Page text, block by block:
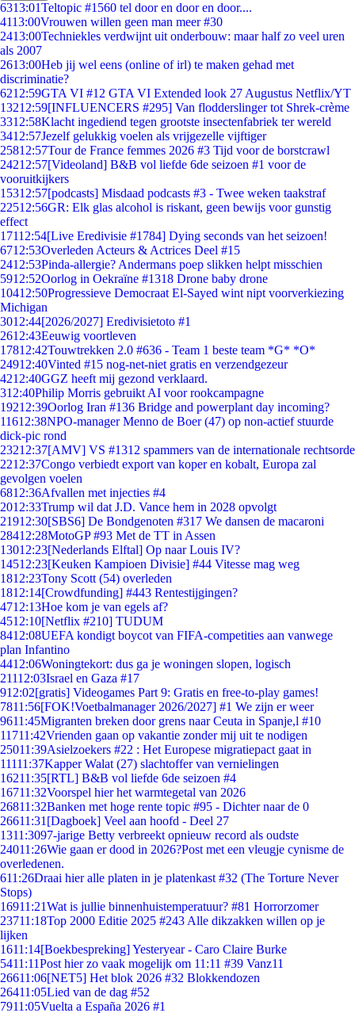
6313:01Teltopic #1560 tel door en door en door....
4113:00Vrouwen willen geen man meer #30
2413:00Techniekles verdwijnt uit onderbouw: maar half zo veel uren
als 2007
2613:00Heb jij wel eens (online of irl) te maken gehad met
discriminatie?
6212:59GTA VI #12 GTA VI Extended look 27 Augustus Netflix/YT
13212:59[INFLUENCERS #295] Van flodderslinger tot Shrek-crème
3312:58Klacht ingediend tegen grootste insectenfabriek ter wereld
3412:57Jezelf gelukkig voelen als vrijgezelle vijftiger
25812:57Tour de France femmes 2026 #3 Tijd voor de borstcrawl
24212:57[Videoland] B&B vol liefde 6de seizoen #1 voor de
vooruitkijkers
15312:57[podcasts] Misdaad podcasts #3 - Twee weken taakstraf
22512:56GR: Elk glas alcohol is riskant, geen bewijs voor gunstig
effect
17112:54[Live Eredivisie #1784] Dying seconds van het seizoen!
6712:53Overleden Acteurs & Actrices Deel #15
2412:53Pinda-allergie? Andermans poep slikken helpt misschien
5912:52Oorlog in Oekraïne #1318 Drone baby drone
10412:50Progressieve Democraat El-Sayed wint nipt voorverkiezing
Michigan
3012:44[2026/2027] Eredivisietoto #1
2612:43Eeuwig voortleven
17812:42Touwtrekken 2.0 #636 - Team 1 beste team *G* *O*
24912:40Vinted #15 nog-net-niet gratis en verzendgezeur
4212:40GGZ heeft mij gezond verklaard.
312:40Philip Morris gebruikt AI voor rookcampagne
19212:39Oorlog Iran #136 Bridge and powerplant day incoming?
11612:38NPO-manager Menno de Boer (47) op non-actief stuurde
dick-pic rond
23212:37[AMV] VS #1312 spammers van de internationale rechtsorde
2212:37Congo verbiedt export van koper en kobalt, Europa zal
gevolgen voelen
6812:36Afvallen met injecties #4
2012:33Trump wil dat J.D. Vance hem in 2028 opvolgt
21912:30[SBS6] De Bondgenoten #317 We dansen de macaroni
28412:28MotoGP #93 Met de TT in Assen
13012:23[Nederlands Elftal] Op naar Louis IV?
14512:23[Keuken Kampioen Divisie] #44 Vitesse mag weg
1812:23Tony Scott (54) overleden
1812:14[Crowdfunding] #443 Rentestijgingen?
4712:13Hoe kom je van egels af?
4512:10[Netflix #210] TUDUM
8412:08UEFA kondigt boycot van FIFA-competities aan vanwege
plan Infantino
4412:06Woningtekort: dus ga je woningen slopen, logisch
21112:03Israel en Gaza #17
912:02[gratis] Videogames Part 9: Gratis en free-to-play games!
7811:56[FOK!Voetbalmanager 2026/2027] #1 We zijn er weer
9611:45Migranten breken door grens naar Ceuta in Spanje,l #10
11711:42Vrienden gaan op vakantie zonder mij uit te nodigen
25011:39Asielzoekers #22 : Het Europese migratiepact gaat in
11111:37Kapper Walat (27) slachtoffer van vernielingen
16211:35[RTL] B&B vol liefde 6de seizoen #4
16711:32Voorspel hier het warmtegetal van 2026
26811:32Banken met hoge rente topic #95 - Dichter naar de 0
26611:31 [Dagboek] Veel aan hoofd - Deel 27
1311:3097-jarige Betty verbreekt opnieuw record als oudste
24011:26Wie gaan er dood in 2026?Post met een vleugje cynisme de
overledenen.
611:26Draai hier alle platen in je platenkast #32 (The Torture Never
Stops)
16911:21Wat is jullie binnenhuistemperatuur? #81 Horrorzomer
23711:18Top 2000 Editie 2025 #243 Alle dikzakken willen op je
lijken
1611:14[Boekbespreking] Yesteryear - Caro Claire Burke
5411:11Post hier zo vaak mogelijk om 11:11 #39 Vanz11
26611:06[NET5] Het blok 2026 #32 Blokkendozen
26411:05Lied van de dag #52
7911:05Vuelta a España 2026 #1